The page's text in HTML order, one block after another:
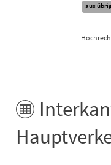
aus